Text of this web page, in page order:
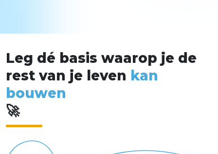
Leg d é basis waarop je d e
rest van je even kan
bouwen
🚀